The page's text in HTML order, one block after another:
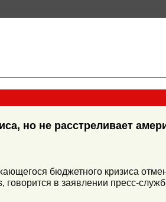
но не расстреливает
бюджетного кризиса
говорится в заявлении пресс-